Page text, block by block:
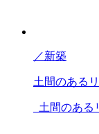
／新築
土間のある
土間のあ